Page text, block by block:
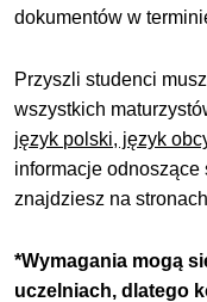
dokumentów w
Przyszli studenci
wszystkich
język polski, język
informacje
znajdziesz na
*Wymagania mogą
uczelniach, dlatego